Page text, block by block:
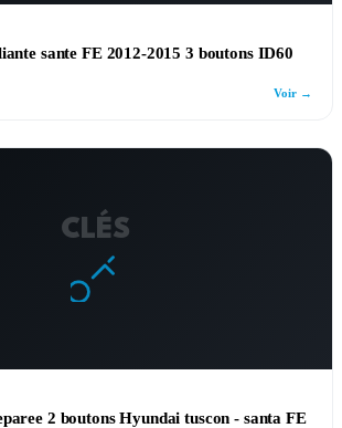
sante FE 2012-2015 3 boutons ID60
Voir →
CLÉS
2 boutons Hyundai tuscon - santa FE